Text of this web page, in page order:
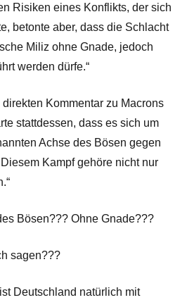
Risiken eines Konflikts, der sich
betonte aber, dass die Schlacht
Miliz ohne Gnade, jedoch
werden dürfe.“
Kommentar zu Macrons
stattdessen, dass es sich um
Achse des Bösen gegen
Kampf gehöre nicht nur
Bösen??? Ohne Gnade???
sagen???
Deutschland natürlich mit